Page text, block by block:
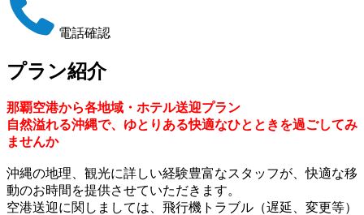
電話確認
プラン紹介
那覇空港から各地域・ホテル送迎プラン
自然溢れる沖縄で、ゆとりある快適なひとときを過ごしてみ
ませんか
沖縄の地理、観光に詳しい経験豊富なスタッフが、快適な移
動のお時間を提供させていただきます。
空港送迎に関しましては、飛行機トラブル（遅延、変更等）